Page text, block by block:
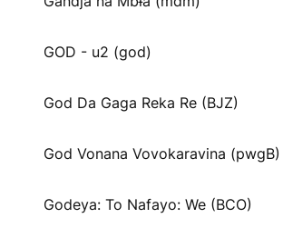
GOD - u2 (god)
God Da Gaga Reka Re (BJZ)
God Vonana Vovokaravina (pwgB)
Godeya: To Nafayo: We (BCO)